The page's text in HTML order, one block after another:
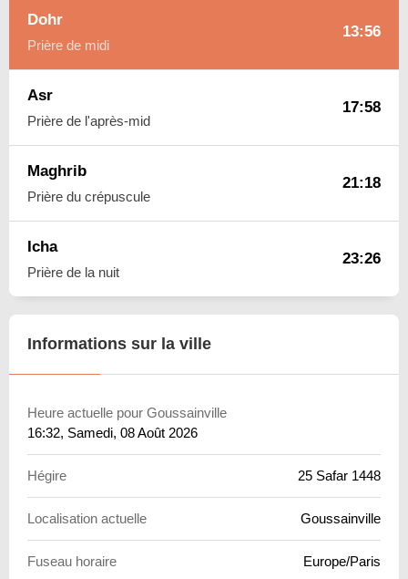
Dohr
Prière de midi
13:56
Asr
Prière de l'après-mid
17:58
Maghrib
Prière du crépuscule
21:18
Icha
Prière de la nuit
23:26
Informations sur la ville
Heure actuelle pour Goussainville
16:32, Samedi, 08 Août 2026
Hégire 25 Safar 1448
Localisation actuelle Goussainville
Fuseau horaire Europe/Paris